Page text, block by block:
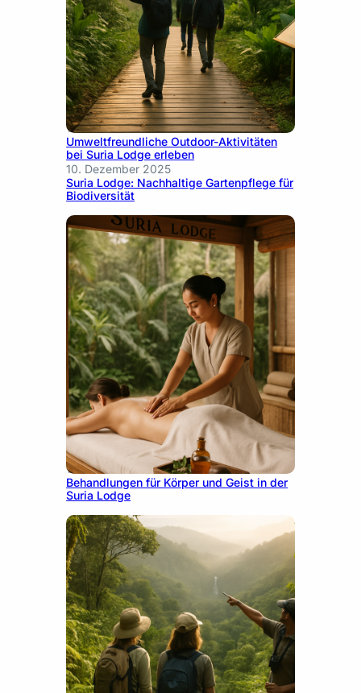
10. Dezember 2025
Umweltfreundliche Outdoor-Aktivitäten
bei Suria Lodge erleben
10. Dezember 2025
Suria Lodge: Nachhaltige Gartenpflege für
Biodiversität
10. Dezember 2025
Behandlungen für Körper und Geist in der
Suria Lodge